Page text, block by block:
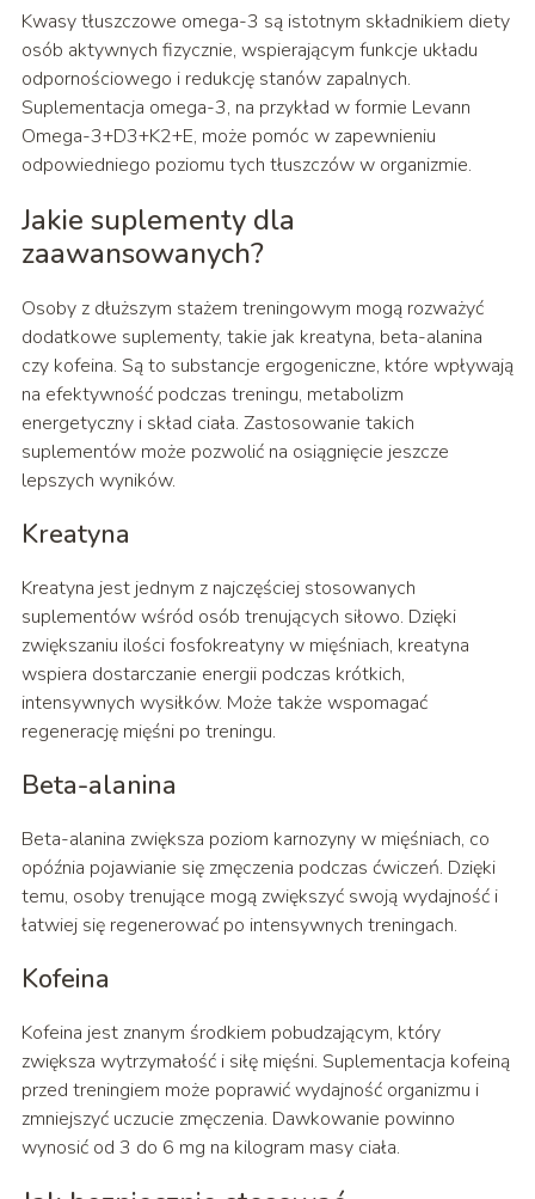
Kwasy tłuszczowe omega-3 są istotnym składnikiem diety
osób aktywnych fizycznie, wspierającym funkcje układu
odpornościowego i redukcję stanów zapalnych.
Suplementacja omega-3, na przykład w formie Levann
Omega-3+D3+K2+E, może pomóc w zapewnieniu
odpowiedniego poziomu tych tłuszczów w organizmie.
Jakie suplementy dla
zaawansowanych?
Osoby z dłuższym stażem treningowym mogą rozważyć
dodatkowe suplementy, takie jak kreatyna, beta-alanina
czy kofeina. Są to substancje ergogeniczne, które wpływają
na efektywność podczas treningu, metabolizm
energetyczny i skład ciała. Zastosowanie takich
suplementów może pozwolić na osiągnięcie jeszcze
lepszych wyników.
Kreatyna
Kreatyna jest jednym z najczęściej stosowanych
suplementów wśród osób trenujących siłowo. Dzięki
zwiększaniu ilości fosfokreatyny w mięśniach, kreatyna
wspiera dostarczanie energii podczas krótkich,
intensywnych wysiłków. Może także wspomagać
regenerację mięśni po treningu.
Beta-alanina
Beta-alanina zwiększa poziom karnozyny w mięśniach, co
opóźnia pojawianie się zmęczenia podczas ćwiczeń. Dzięki
temu, osoby trenujące mogą zwiększyć swoją wydajność i
łatwiej się regenerować po intensywnych treningach.
Kofeina
Kofeina jest znanym środkiem pobudzającym, który
zwiększa wytrzymałość i siłę mięśni. Suplementacja kofeiną
przed treningiem może poprawić wydajność organizmu i
zmniejszyć uczucie zmęczenia. Dawkowanie powinno
wynosić od 3 do 6 mg na kilogram masy ciała.